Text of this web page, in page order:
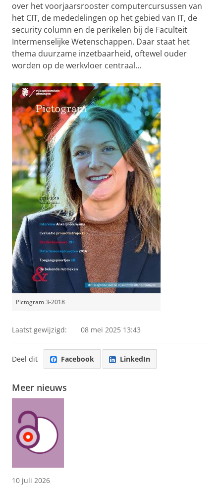
over het voorjaarsrooster computercursussen van
het CIT, de mededelingen op het gebied van IT, de
security column en de perikelen bij de Faculteit
Intermenselijke Wetenschappen. Daar staat het
thema duurzame inzetbaarheid, oftewel ouder
worden op de werkvloer centraal...
Pictogram 3-2018
Laatst gewijzigd: 08 mei 2025 13:43
Deel dit Facebook LinkedIn
Meer nieuws
10 juli 2026